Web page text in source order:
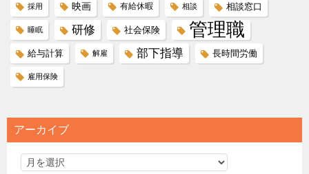
採用 映画 有給休暇 相談 相談窓口
睡眠 研修 社会保険 管理職
給与計算 解雇 部下指導 長時間労働
雇用保険
アーカイブ